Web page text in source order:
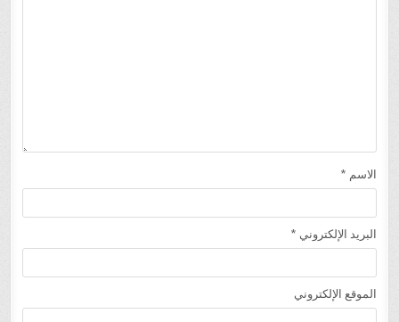
الاسم *
البريد الإلكتروني *
الموقع الإلكتروني